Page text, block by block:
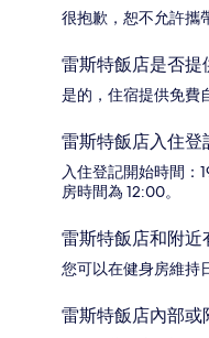
很抱歉，恕不允許攜
雷斯特飯店是否提
是的，住宿提供免費
雷斯特飯店入住登
入住登記開始時間：
房時間為 12:00。
雷斯特飯店和附近
您可以在健身房維持
雷斯特飯店內部或